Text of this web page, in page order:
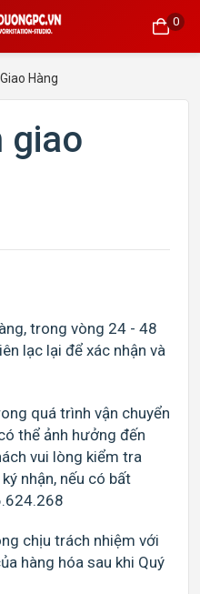
0
Hàng
giao
trong vòng 24 - 48
lạc lại để xác nhận và
quá trình vận chuyển
thể ảnh hưởng đến
vui lòng kiểm tra
nhận, nếu có bất
chịu trách nhiệm với
hàng hóa sau khi Quý